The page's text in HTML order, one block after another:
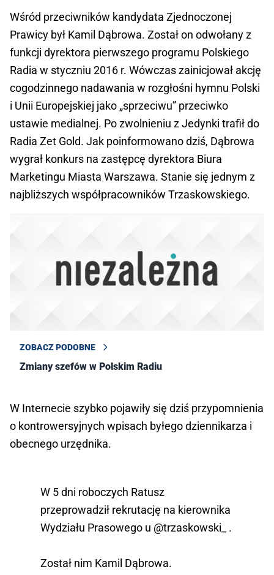
Wśród przeciwników kandydata Zjednoczonej
Prawicy był Kamil Dąbrowa. Został on odwołany z
funkcji dyrektora pierwszego programu Polskiego
Radia w styczniu 2016 r. Wówczas zainicjował akcję
cogodzinnego nadawania w rozgłośni hymnu Polski
i Unii Europejskiej jako „sprzeciwu” przeciwko
ustawie medialnej. Po zwolnieniu z Jedynki trafił do
Radia Zet Gold. Jak poinformowano dziś, Dąbrowa
wygrał konkurs na zastępcę dyrektora Biura
Marketingu Miasta Warszawa. Stanie się jednym z
najbliższych współpracowników Trzaskowskiego.
ZOBACZ PODOBNE
Zmiany szefów w Polskim Radiu
W Internecie szybko pojawiły się dziś przypomnienia
o kontrowersyjnych wpisach byłego dziennikarza i
obecnego urzędnika.
W 5 dni roboczych Ratusz
przeprowadził rekrutację na kierownika
Wydziału Prasowego u @trzaskowski_ .
Został nim Kamil Dąbrowa.